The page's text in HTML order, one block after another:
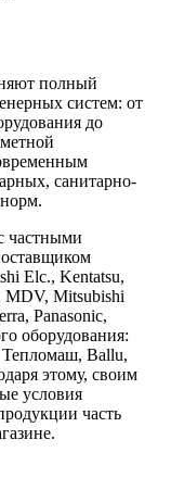
полный
систем: от
до
санитарно-
частными
Elc., Kentatsu,
MDV, Mitsubishi
Panasonic,
оборудования:
Ballu,
этому, своим
условия
часть